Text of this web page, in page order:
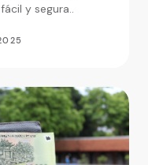
y segura..